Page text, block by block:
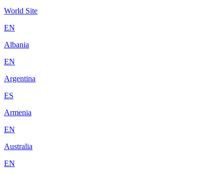
World Site
EN
Albania
EN
Argentina
ES
Armenia
EN
Australia
EN